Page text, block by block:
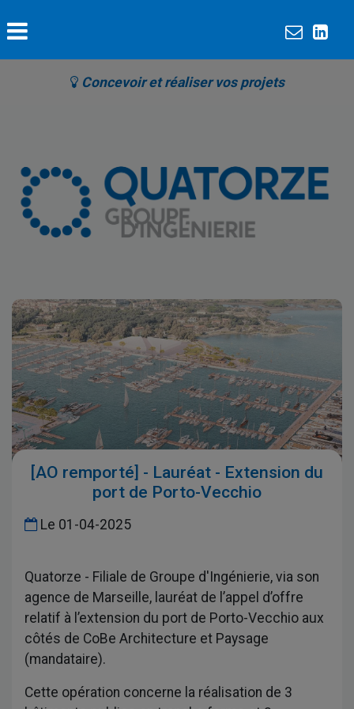
Concevoir et réaliser vos projets
[AO remporté] - Lauréat - Extension du
port de Porto-Vecchio
Le 01-04-2025
Quatorze - Filiale de Groupe d'Ingénierie, via son
agence de Marseille, lauréat de l’appel d’offre
relatif à l’extension du port de Porto-Vecchio aux
côtés de CoBe Architecture et Paysage
(mandataire).
Cette opération concerne la réalisation de 3